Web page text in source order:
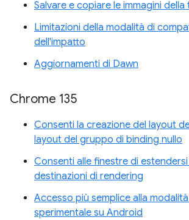
Salvare e copiare le immagini della
Limitazioni della modalità di
dell'impatto
Aggiornamenti di Dawn
Chrome 135
Consenti la creazione del layout
layout del gruppo di binding nullo
Consenti alle finestre di
destinazioni di rendering
Accesso più semplice alla
sperimentale su Android